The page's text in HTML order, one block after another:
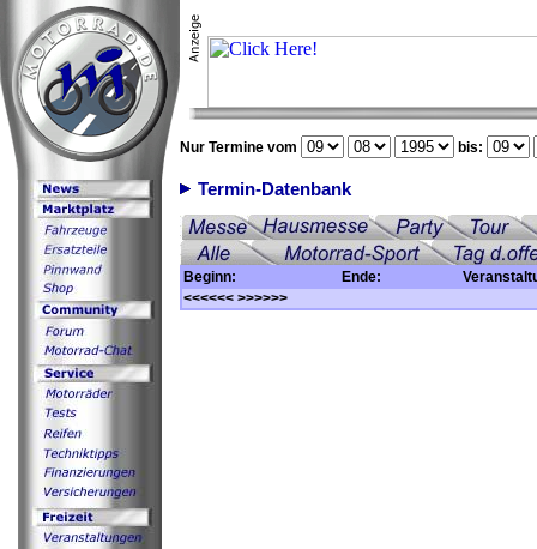
Nur Termine vom bis:
Termin-Datenbank
Beginn: Ende:
<<<<<< >>>>>>